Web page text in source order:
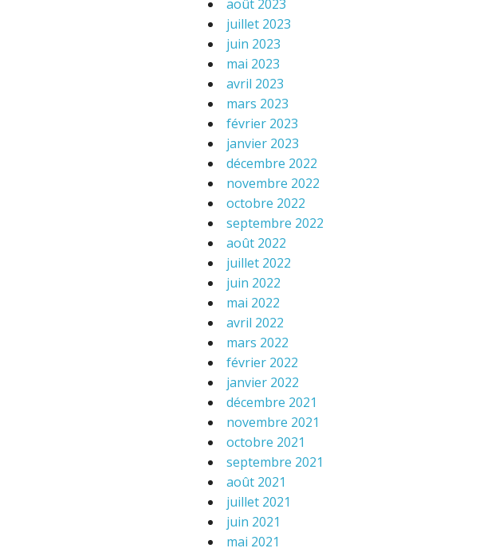
août 2023
juillet 2023
juin 2023
mai 2023
avril 2023
mars 2023
février 2023
janvier 2023
décembre 2022
novembre 2022
octobre 2022
septembre 2022
août 2022
juillet 2022
juin 2022
mai 2022
avril 2022
mars 2022
février 2022
janvier 2022
décembre 2021
novembre 2021
octobre 2021
septembre 2021
août 2021
juillet 2021
juin 2021
mai 2021